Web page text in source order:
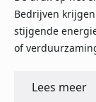
Bedrijven
stijgende
of
Lees meer